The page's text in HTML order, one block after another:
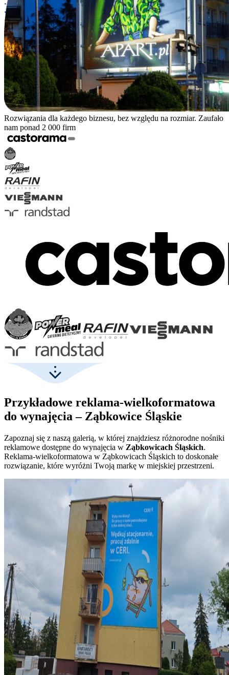
Rozwiązania dla każdego biznesu, bez względu na rozmiar. Zaufało
nam ponad 2 000 firm
Przykładowe reklama-wielkoformatowa
do wynajęcia – Ząbkowice Śląskie
Zapoznaj się z naszą galerią, w której znajdziesz różnorodne nośniki
reklamowe dostępne do wynajęcia w Ząbkowicach Śląskich.
Reklama-wielkoformatowa w Ząbkowicach Śląskich to doskonałe
rozwiązanie, które wyróżni Twoją markę w miejskiej przestrzeni.